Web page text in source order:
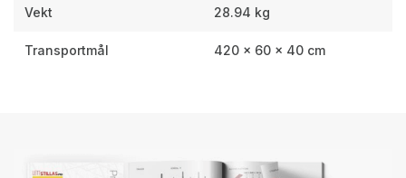
Vekt 28.94 kg
Transportmål 420 × 60 × 40 cm